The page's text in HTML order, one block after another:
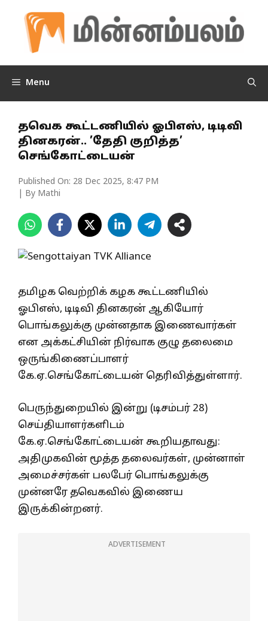
content
Menu
தவெக கூட்டணியில் ஓபிஎஸ், டிடிவி
தினகரன்.. ’தேதி குறித்த’
செங்கோட்டையன்
Published On: 28 Dec 2025, 8:47 PM
| By Mathi
தமிழக வெற்றிக் கழக கூட்டணியில்
ஓபிஎஸ், டிடிவி தினகரன் ஆகியோர்
பொங்கலுக்கு முன்னதாக இணைவார்கள்
என அக்கட்சியின் நிர்வாக குழு தலைமை
ஒருங்கிணைப்பாளர்
கே.ஏ.செங்கோட்டையன் தெரிவித்துள்ளார்.
பெருந்துறையில் இன்று (டிசம்பர் 28)
செய்தியாளர்களிடம்
கே.ஏ.செங்கோட்டையன் கூறியதாவது:
அதிமுகவின் மூத்த தலைவர்கள், முன்னாள்
அமைச்சர்கள் பலபேர் பொங்கலுக்கு
முன்னரே தவெகவில் இணைய
இருக்கின்றனர்.
ADVERTISEMENT